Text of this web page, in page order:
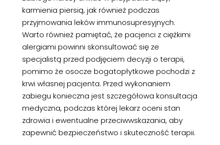
karmienia piersią, jak również podczas
przyjmowania leków immunosupresyjnych.
Warto również pamiętać, że pacjenci z ciężkimi
alergiami powinni skonsultować się ze
specjalistą przed podjęciem decyzji o terapii,
pomimo że osocze bogatopłytkowe pochodzi z
krwi własnej pacjenta. Przed wykonaniem
zabiegu konieczna jest szczegółowa konsultacja
medyczna, podczas której lekarz oceni stan
zdrowia i ewentualne przeciwwskazania, aby
zapewnić bezpieczeństwo i skuteczność terapii.